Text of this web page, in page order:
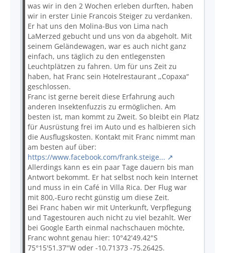
was wir in den 2 Wochen erleben durften, haben
wir in erster Linie Francois Steiger zu verdanken.
Er hat uns den Molina-Bus von Lima nach
LaMerzed gebucht und uns von da abgeholt. Mit
seinem Geländewagen, war es auch nicht ganz
einfach, uns täglich zu den entlegensten
Leuchtplätzen zu fahren. Um für uns Zeit zu
haben, hat Franc sein Hotelrestaurant ‚,Copaxa“
geschlossen.
Franc ist gerne bereit diese Erfahrung auch
anderen Insektenfuzzis zu ermöglichen. Am
besten ist, man kommt zu Zweit. So bleibt ein Platz
für Ausrüstung frei im Auto und es halbieren sich
die Ausflugskosten. Kontakt mit Franc nimmt man
am besten auf über:
https://www.facebook.com/frank.steige...
Allerdings kann es ein paar Tage dauern bis man
Antwort bekommt. Er hat selbst noch kein Internet
und muss in ein Café in Villa Rica. Der Flug war
mit 800,-Euro recht günstig um diese Zeit.
Bei Franc haben wir mit Unterkunft, Verpflegung
und Tagestouren auch nicht zu viel bezahlt. Wer
bei Google Earth einmal nachschauen möchte,
Franc wohnt genau hier: 10°42'49.42"S
75°15'51.37"W oder -10.71373 -75.26425.